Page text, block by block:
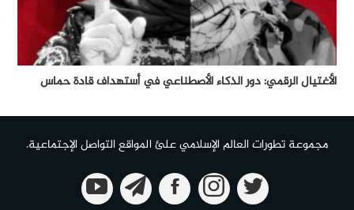
الأغتيال الرقمي: دور الذكاء الأصطناعي في أستهداف قادة حماس
مجموعة تطورات العالم الإسلامي علئ المواقع التواصل الإجتماعية.